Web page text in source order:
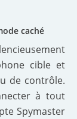
caché
cible et
de contrôle.
à tout
Spymaster